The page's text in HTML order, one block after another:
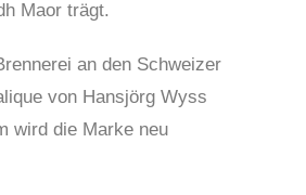
Maor trägt.
an den Schweizer
von Hansjörg Wyss
wird die Marke neu